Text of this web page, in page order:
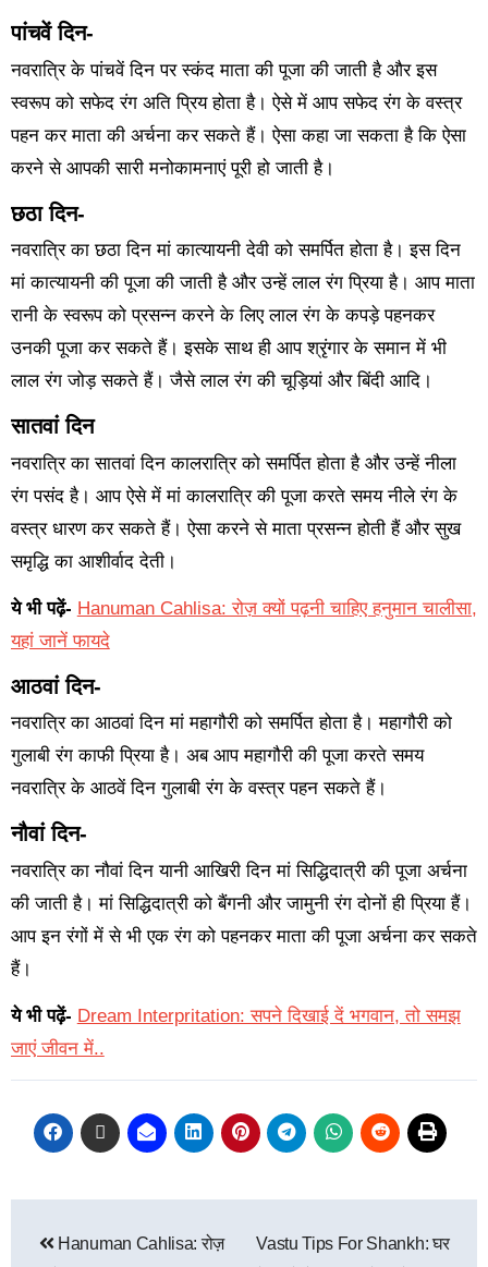
पांचवें दिन-
नवरात्रि के पांचवें दिन पर स्कंद माता की पूजा की जाती है और इस
स्वरूप को सफेद रंग अति प्रिय होता है। ऐसे में आप सफेद रंग के वस्त्र
पहन कर माता की अर्चना कर सकते हैं। ऐसा कहा जा सकता है कि ऐसा
करने से आपकी सारी मनोकामनाएं पूरी हो जाती है।
छठा दिन-
नवरात्रि का छठा दिन मां कात्यायनी देवी को समर्पित होता है। इस दिन
मां कात्यायनी की पूजा की जाती है और उन्हें लाल रंग प्रिया है। आप माता
रानी के स्वरूप को प्रसन्न करने के लिए लाल रंग के कपड़े पहनकर
उनकी पूजा कर सकते हैं। इसके साथ ही आप श्रृंगार के समान में भी
लाल रंग जोड़ सकते हैं। जैसे लाल रंग की चूड़ियां और बिंदी आदि।
सातवां दिन
नवरात्रि का सातवां दिन कालरात्रि को समर्पित होता है और उन्हें नीला
रंग पसंद है। आप ऐसे में मां कालरात्रि की पूजा करते समय नीले रंग के
वस्त्र धारण कर सकते हैं। ऐसा करने से माता प्रसन्न होती हैं और सुख
समृद्धि का आशीर्वाद देती।
ये भी पढ़ें- Hanuman Cahlisa: रोज़ क्यों पढ़नी चाहिए हनुमान चालीसा,
यहां जानें फायदे
आठवां दिन-
नवरात्रि का आठवां दिन मां महागौरी को समर्पित होता है। महागौरी को
गुलाबी रंग काफी प्रिया है। अब आप महागौरी की पूजा करते समय
नवरात्रि के आठवें दिन गुलाबी रंग के वस्त्र पहन सकते हैं।
नौवां दिन-
नवरात्रि का नौवां दिन यानी आखिरी दिन मां सिद्धिदात्री की पूजा अर्चना
की जाती है। मां सिद्धिदात्री को बैंगनी और जामुनी रंग दोनों ही प्रिया हैं।
आप इन रंगों में से भी एक रंग को पहनकर माता की पूजा अर्चना कर सकते
हैं।
ये भी पढ़ें- Dream Interpritation: सपने दिखाई दें भगवान, तो समझ
जाएं जीवन में..
Hanuman Cahlisa: रोज़
Vastu Tips For Shankh: घर